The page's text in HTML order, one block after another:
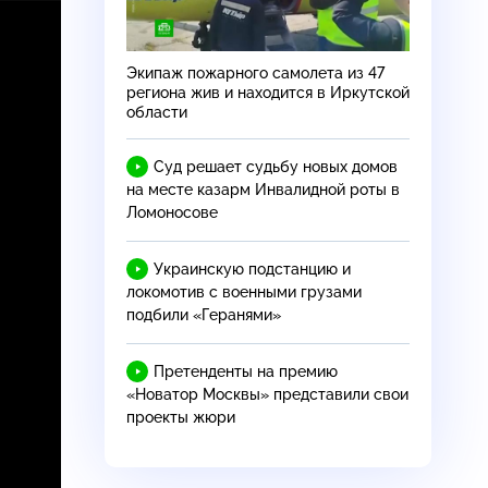
Экипаж пожарного самолета из 47
региона жив и находится в Иркутской
области
Суд решает судьбу новых домов
на месте казарм Инвалидной роты в
Ломоносове
Украинскую подстанцию и
локомотив с военными грузами
подбили «Геранями»
Претенденты на премию
«Новатор Москвы» представили свои
проекты жюри